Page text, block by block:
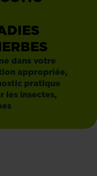
dans votre
appropriée,
pratique
les insectes,